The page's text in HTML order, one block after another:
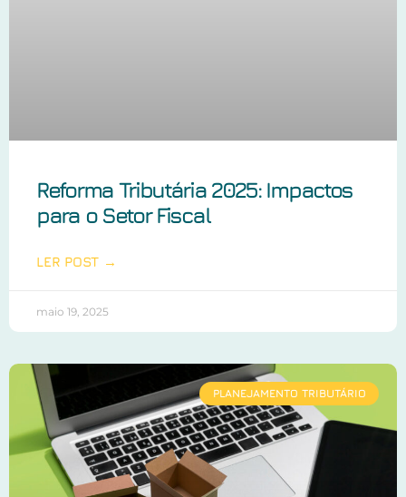
Reforma Tributária 2025: Impactos
para o Setor Fiscal
LER POST →
maio 19, 2025
PLANEJAMENTO TRIBUTÁRIO